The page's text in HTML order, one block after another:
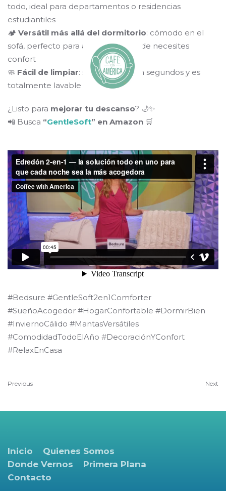
todo, ideal para departamentos o residencias
estudiantiles
🏕️ Versátil más allá del dormitorio: cómodo en el
sofá, perfecto para acampar o donde necesites
confort
🧼 Fácil de limpiar: se desmonta en segundos y es
totalmente lavable a máquina
¿Listo para mejorar tu descanso? 🌙✨
📲 Busca “GentleSoft” en Amazon 🛒
#Bedsure #GentleSoft2en1Comforter
#SueñoAcogedor #HogarConfortable #DormirBien
#InviernoCálido #MantasVersátiles
#ComodidadTodoElAño #DecoraciónYConfort
#RelaxEnCasa
Previous Next
Inicio
Quienes Somos
Donde Vernos
Primera Plana
Contacto